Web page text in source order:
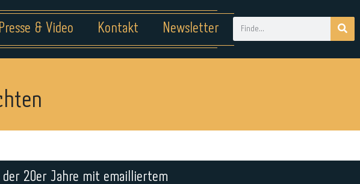
Presse & Video Kontakt Newsletter
der 20er Jahre mit emailliertem